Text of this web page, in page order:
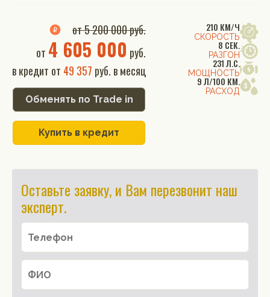
210 КМ/Ч
СКОРОСТЬ
8 СЕК.
РАЗГОН
231 Л.С.
МОЩНОСТЬ
9 Л/100 КМ.
РАСХОД
от 5 200 000 руб.
от 4 605 000 руб.
в кредит от 49 357 руб. в месяц
Обменять по Trade in
Купить в кредит
Оставьте заявку, и Вам перезвонит наш
эксперт.